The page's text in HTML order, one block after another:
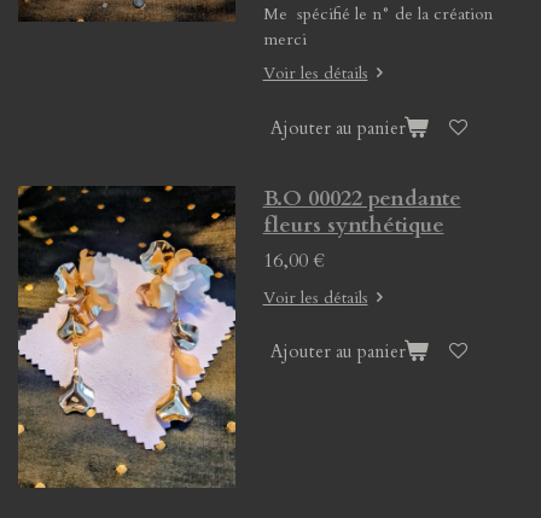
Me spécifié le n° de la création
merci
Voir les détails
Ajouter au panier
B.O 00022 pendante
fleurs synthétique
16,00 €
Voir les détails
Ajouter au panier